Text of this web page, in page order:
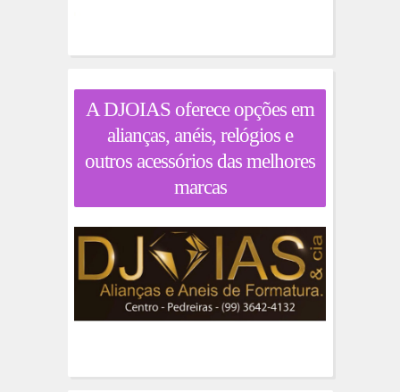
A DJOIAS oferece opções em
alianças, anéis, relógios e
outros acessórios das melhores
marcas